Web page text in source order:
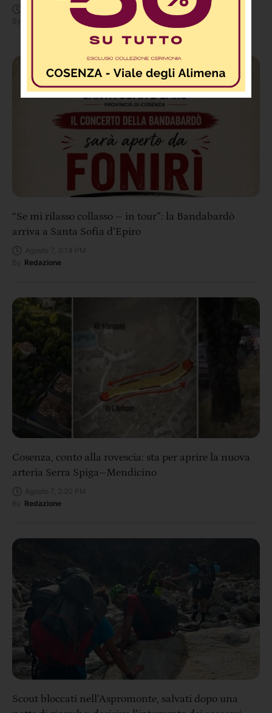
Agosto 7, 3:40 PM
“Se mi rilasso collasso – in tour”: la Bandabardò
arriva a Santa Sofia d’Epiro
Redazione
Cosenza, conto alla rovescia: sta per aprire la nuova
arteria Serra Spiga–Mendicino
Redazione
Scout bloccati nell’Aspromonte, salvati dopo una